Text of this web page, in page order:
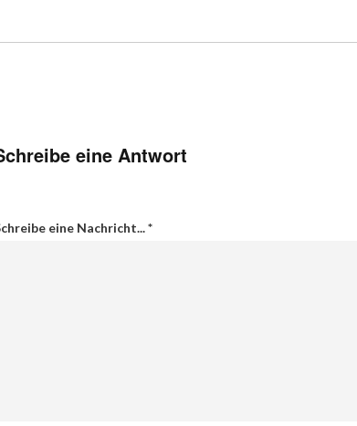
eine Antwort
eine Nachricht...*